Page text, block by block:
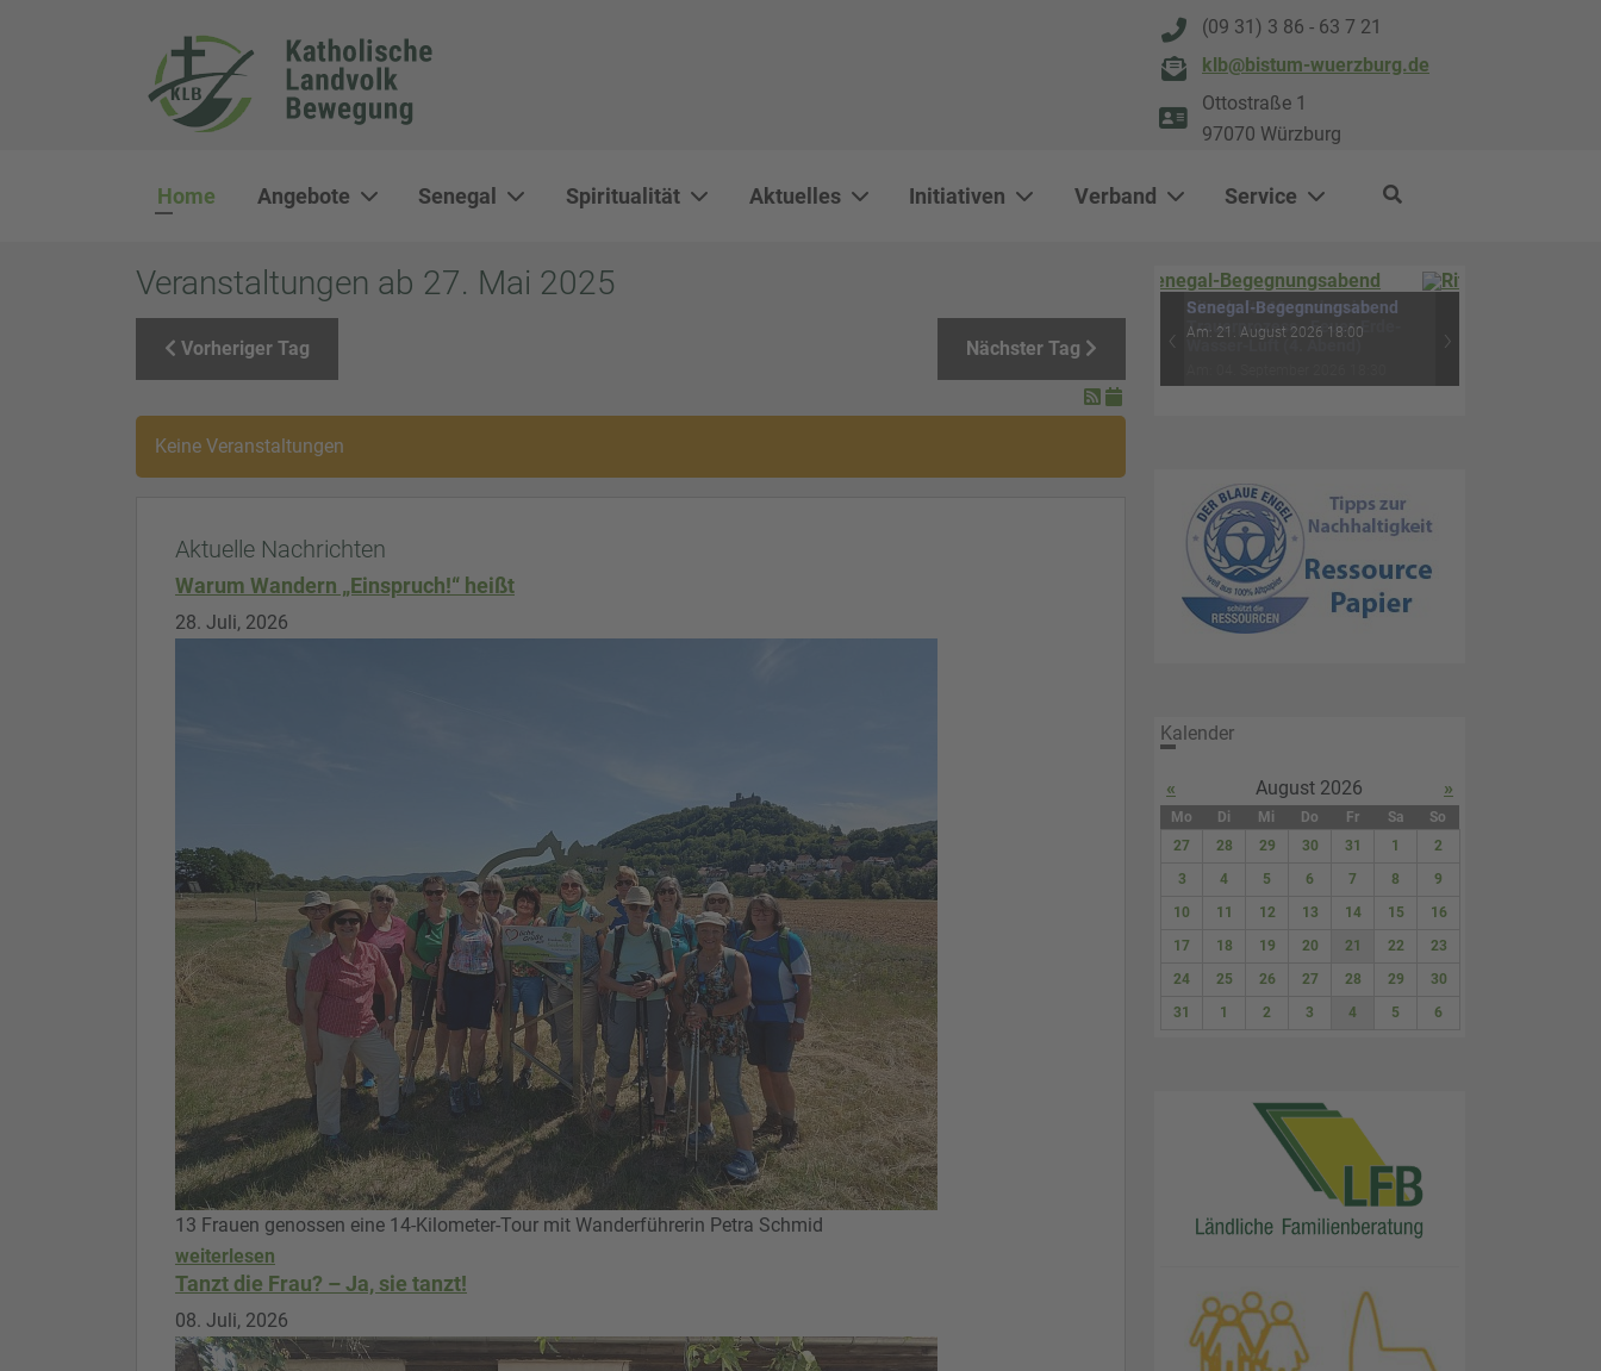
(09 31) 3 86 - 63 7 21
klb@bistum-wuerzburg.de
Ottostraße 1
97070 Würzburg
Home Angebote Senegal Spiritualität Aktuelles Initiativen Verband Service
WAL 3034 1800x500
WAL 8217 1800x500
20220730 115738 1800x500
20230911 165003 1800x500
DSC00568 1800x500
DSC 5882 DxO 1800x500
IMG 0711 1800x500
WAL 0061 1800x500
WAL 5484 1800x500
WAL 99591800x500
Veranstaltungen ab 27. Mai 2025
Vorheriger Tag Nächster Tag
Keine Veranstaltungen
Aktuelle Nachrichten
Warum Wandern „Einspruch!“ heißt
28. Juli, 2026
13 Frauen genossen eine 14-Kilometer-Tour mit Wanderführerin Petra Schmid
weiterlesen
Tanzt die Frau? – Ja, sie tanzt!
08. Juli, 2026
Rituale für Menschen im
Wasser-Luft (4. Abend)
‹ ›
« August 2026 »
Mo Di Mi Do Fr Sa
So
27
28 29 30 31 1
2
3
4 5 6 7 8
9
10
11 12 13 14 15
16
17
18 19 20 21 22
23
24
25 26 27 28 29
30